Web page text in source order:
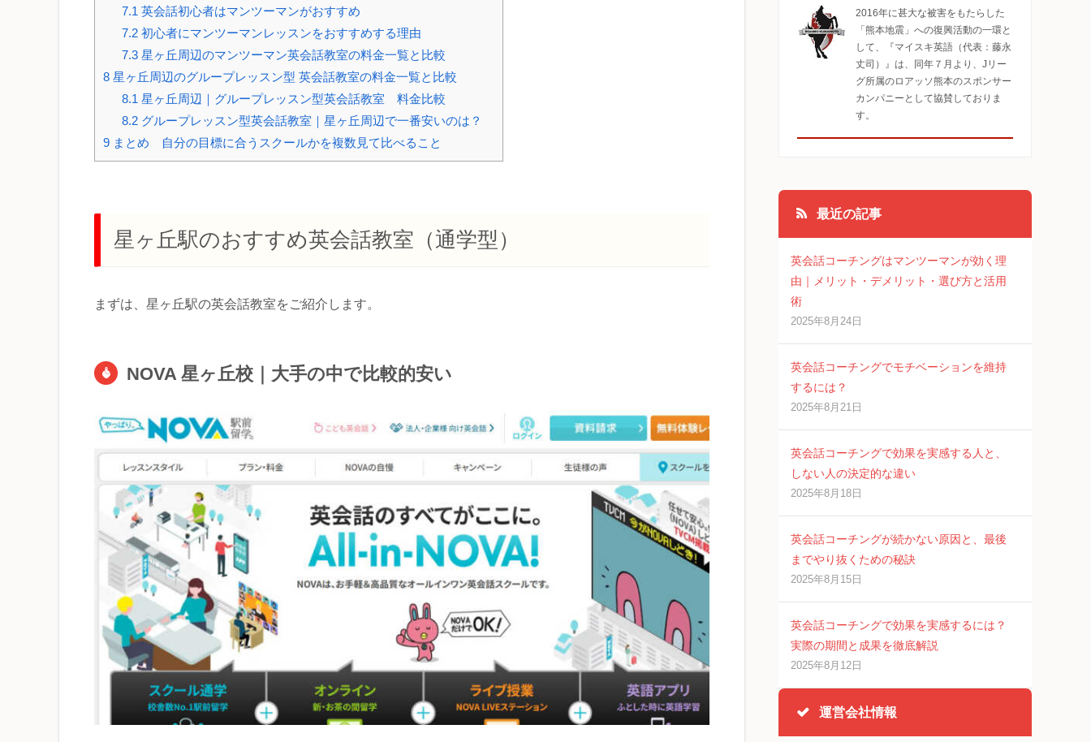
7.1 英会話初心者はマンツーマンがおすすめ
7.2初心者にマンツーマンレッスンをおすすめする理由
7.3星ヶ丘周辺のマンツーマン英会話教室の料金一覧と比較
8 星ヶ丘周辺のグループレッスン型 英会話教室の料金一覧と比較
8.1 星ヶ丘周辺｜グループレッスン型英会話教室 料金比較
8.2グループレッスン型英会話教室｜星ヶ丘周辺で一番安いのは？
9 まとめ 自分の目標に合うスクールかを複数見て比べること
星ヶ丘駅のおすすめ英会話教室（通学型）
まずは、星ヶ丘駅の英会話教室をご紹介します。
NOVA 星ヶ丘校｜大手の中で比較的安い
2016年に甚大な被害をもたらした
「熊本地震」への復興活動の一環と
して、『マイスキ英語（代表：藤永
丈司）』は、同年７月より、Jリー
グ所属のロアッソ熊本のスポンサー
カンパニーとして協賛しておりま
す。
最近の記事
英会話コーチングはマンツーマンが効く理
由｜メリット・デメリット・選び方と活用
術
2025年8月24日
英会話コーチングでモチベーションを維持
するには？
2025年8月21日
英会話コーチングで効果を実感する人と、
しない人の決定的な違い
2025年8月18日
英会話コーチングが続かない原因と、最後
までやり抜くための秘訣
2025年8月15日
英会話コーチングで効果を実感するには？
実際の期間と成果を徹底解説
2025年8月12日
運営会社情報